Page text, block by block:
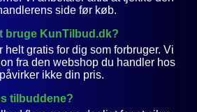
side før køb.
bruge KunTilbud.dk?
helt gratis for dig som forbruger. Vi
fra den webshop du handler hos
ikke din pris.
tilbuddene?